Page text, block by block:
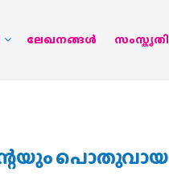
ലേഖനങ്ങള്‍ സംസ്കൃതി
പൊതുവായ